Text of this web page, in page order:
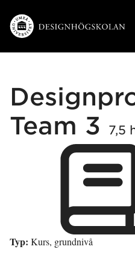
Team 3
7,5
Typ: Kurs, grundnivå